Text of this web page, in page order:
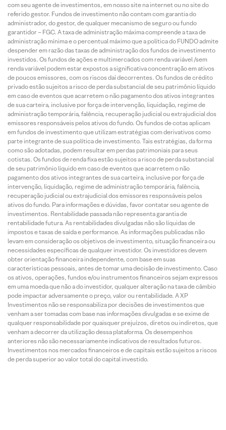
com seu agente de investimentos, em nosso site na internet ou no site do
referido gestor. Fundos de investimento não contam com garantia do
administrador, do gestor, de qualquer mecanismo de seguro ou fundo
garantidor – FGC. A taxa de administração máxima compreende a taxa de
administração mínima e o percentual máximo que a política do FUNDO admite
despender em razão das taxas de administração dos fundos de investimento
investidos. Os fundos de ações e multimercados com renda variável /sem
renda variável podem estar expostos a significativa concentração em ativos
de poucos emissores, com os riscos daí decorrentes. Os fundos de crédito
privado estão sujeitos a risco de perda substancial de seu patrimônio líquido
em caso de eventos que acarretem o não pagamento dos ativos integrantes
de sua carteira, inclusive por força de intervenção, liquidação, regime de
administração temporária, falência, recuperação judicial ou extrajudicial dos
emissores responsáveis pelos ativos do fundo. Os fundos de cotas aplicam
em fundos de investimento que utilizam estratégias com derivativos como
parte integrante de sua política de investimento. Tais estratégias, da forma
como são adotadas, podem resultar em perdas patrimoniais para seus
cotistas. Os fundos de renda fixa estão sujeitos a risco de perda substancial
de seu patrimônio líquido em caso de eventos que acarretem o não
pagamento dos ativos integrantes de sua carteira, inclusive por força de
intervenção, liquidação, regime de administração temporária, falência,
recuperação judicial ou extrajudicial dos emissores responsáveis pelos
ativos do fundo. Para informações e dúvidas, favor contatar seu agente de
investimentos. Rentabilidade passada não representa garantia de
rentabilidade futura. As rentabilidades divulgadas não são líquidas de
impostos e taxas de saída e performance. As informações publicadas não
levam em consideração os objetivos de investimento, situação financeira ou
necessidades específicas de qualquer investidor. Os investidores devem
obter orientação financeira independente, com base em suas
características pessoais, antes de tomar uma decisão de investimento. Caso
os ativos, operações, fundos e/ou instrumentos financeiros sejam expressos
em uma moeda que não a do investidor, qualquer alteração na taxa de câmbio
pode impactar adversamente o preço, valor ou rentabilidade. A XP
Investimentos não se responsabiliza por decisões de investimentos que
venham a ser tomadas com base nas informações divulgadas e se exime de
qualquer responsabilidade por quaisquer prejuízos, diretos ou indiretos, que
venham a decorrer da utilização dessa plataforma. Os desempenhos
anteriores não são necessariamente indicativos de resultados futuros.
Investimentos nos mercados financeiros e de capitais estão sujeitos a riscos
de perda superior ao valor total do capital investido.